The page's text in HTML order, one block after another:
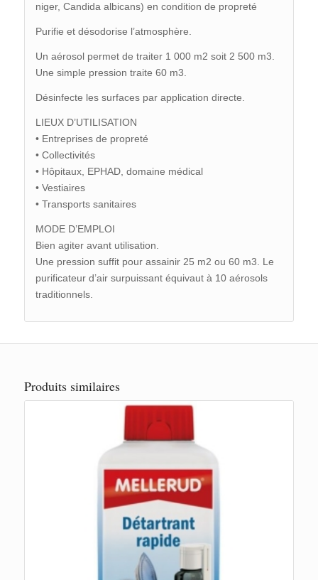
niger, Candida albicans) en condition de propreté
Purifie et désodorise l’atmosphère.
Un aérosol permet de traiter 1 000 m2 soit 2 500 m3.
Une simple pression traite 60 m3.
Désinfecte les surfaces par application directe.
LIEUX D’UTILISATION
• Entreprises de propreté
• Collectivités
• Hôpitaux, EPHAD, domaine médical
• Vestiaires
• Transports sanitaires
MODE D’EMPLOI
Bien agiter avant utilisation.
Une pression suffit pour assainir 25 m2 ou 60 m3. Le
purificateur d’air surpuissant équivaut à 10 aérosols
traditionnels.
Produits similaires